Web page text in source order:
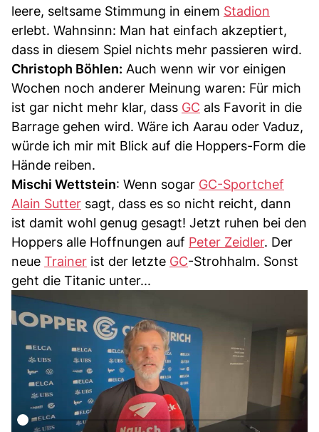
leere, seltsame Stimmung in einem Stadion
erlebt. Wahnsinn: Man hat einfach akzeptiert,
dass in diesem Spiel nichts mehr passieren wird.
Christoph Böhlen: Auch wenn wir vor einigen
Wochen noch anderer Meinung waren: Für mich
ist gar nicht mehr klar, dass GC als Favorit in die
Barrage gehen wird. Wäre ich Aarau oder Vaduz,
würde ich mir mit Blick auf die Hoppers-Form die
Hände reiben.
Mischi Wettstein: Wenn sogar GC-Sportchef
Alain Sutter sagt, dass es so nicht reicht, dann
ist damit wohl genug gesagt! Jetzt ruhen bei den
Hoppers alle Hoffnungen auf Peter Zeidler. Der
neue Trainer ist der letzte GC-Strohhalm. Sonst
geht die Titanic unter...